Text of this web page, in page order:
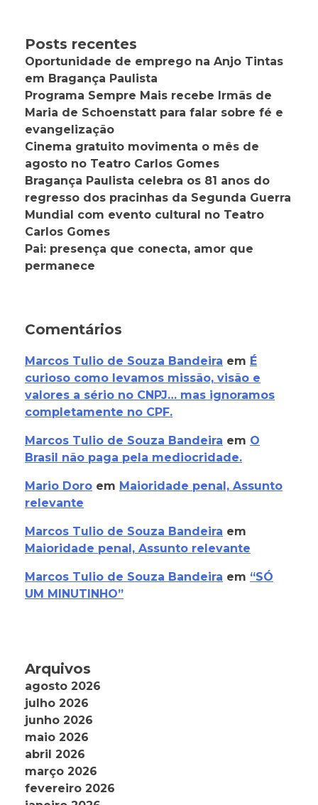
Posts recentes
Oportunidade de emprego na Anjo Tintas
em Bragança Paulista
Programa Sempre Mais recebe Irmãs de
Maria de Schoenstatt para falar sobre fé e
evangelização
Cinema gratuito movimenta o mês de
agosto no Teatro Carlos Gomes
Bragança Paulista celebra os 81 anos do
regresso dos pracinhas da Segunda Guerra
Mundial com evento cultural no Teatro
Carlos Gomes
Pai: presença que conecta, amor que
permanece
Comentários
Marcos Tulio de Souza Bandeira em É
curioso como levamos missão, visão e
valores a sério no CNPJ… mas ignoramos
completamente no CPF.
Marcos Tulio de Souza Bandeira em O
Brasil não paga pela mediocridade.
Mario Doro em Maioridade penal, Assunto
relevante
Marcos Tulio de Souza Bandeira em
Maioridade penal, Assunto relevante
Marcos Tulio de Souza Bandeira em “SÓ
UM MINUTINHO”
Arquivos
agosto 2026
julho 2026
junho 2026
maio 2026
abril 2026
março 2026
fevereiro 2026